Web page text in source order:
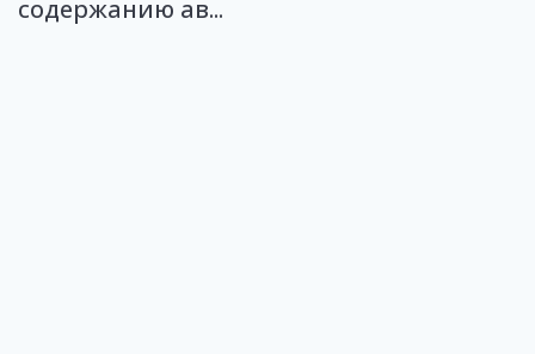
содержанию ав...